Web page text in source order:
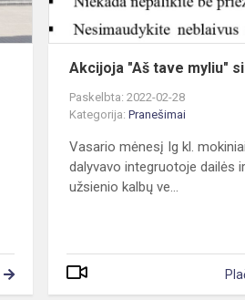
fakultetą
Akcijoja "Aš tave myliu"
Paskelbta: 2022-02-28
Kategorija:Pranešimai
Vasario mėnesį Ig kl.
dalyvavo integruotoje dailės
užsienio kalbų ve...